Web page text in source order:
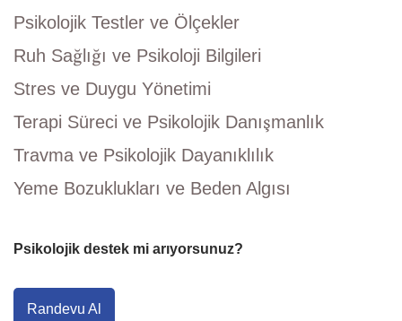
Psikolojik Testler ve Ölçekler
Ruh Sağlığı ve Psikoloji Bilgileri
Stres ve Duygu Yönetimi
Terapi Süreci ve Psikolojik Danışmanlık
Travma ve Psikolojik Dayanıklılık
Yeme Bozuklukları ve Beden Algısı
Psikolojik destek mi arıyorsunuz?
Randevu Al